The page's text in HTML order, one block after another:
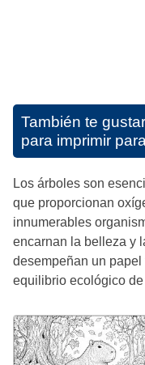
También te
para imprimir
Los árboles son
que proporcionan
innumerables
encarnan la belleza y
desempeñan un
equilibrio ecológico